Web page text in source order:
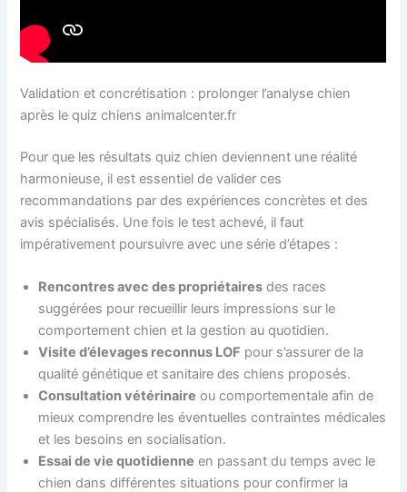
Validation et concrétisation : prolonger l’analyse chien
après le quiz chiens animalcenter.fr
Pour que les résultats quiz chien deviennent une réalité
harmonieuse, il est essentiel de valider ces
recommandations par des expériences concrètes et des
avis spécialisés. Une fois le test achevé, il faut
impérativement poursuivre avec une série d’étapes :
Rencontres avec des propriétaires des races
suggérées pour recueillir leurs impressions sur le
comportement chien et la gestion au quotidien.
Visite d’élevages reconnus LOF pour s’assurer de la
qualité génétique et sanitaire des chiens proposés.
Consultation vétérinaire ou comportementale afin de
mieux comprendre les éventuelles contraintes médicales
et les besoins en socialisation.
Essai de vie quotidienne en passant du temps avec le
chien dans différentes situations pour confirmer la